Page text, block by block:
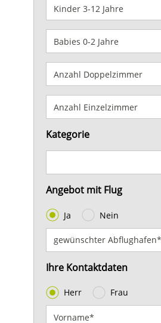
Kategorie
Angebot mit Flug
Ja Nein
Ihre Kontaktdaten
Herr Frau